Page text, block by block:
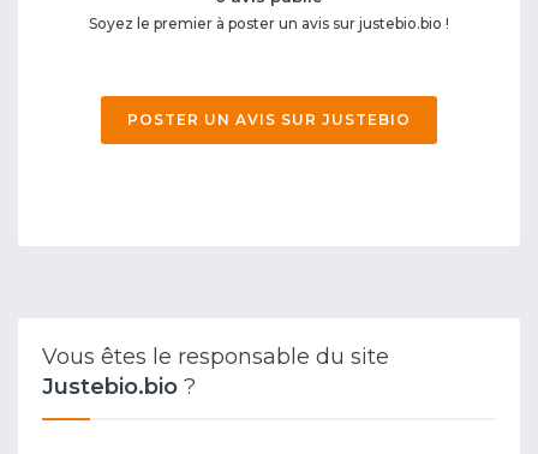
Soyez le premier à poster un avis sur justebio.bio !
POSTER UN AVIS SUR JUSTEBIO
Vous êtes le responsable du site
Justebio.bio ?